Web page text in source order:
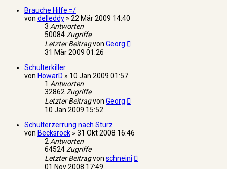
Brauche Hilfe =/
von delleddy » 22 Mär 2009 14:40
3 Antworten
50084Zugriffe
Letzter Beitragvon Georg
31 Mär 2009 01:26
Schulterkiller
von HowarD » 10 Jan 2009 01:57
1 Antworten
32862Zugriffe
Letzter Beitragvon Georg
10 Jan 2009 15:52
Schulterzerrung nach Sturz
von Becksrock » 31 Okt 2008 16:46
2Antworten
64524Zugriffe
Letzter Beitragvon schneini
01 Nov 2008 17:49